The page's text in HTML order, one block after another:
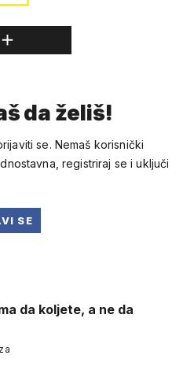
da želiš!
se. Nemaš korisnički
registriraj se i uključi
SE
da koljete, a ne da